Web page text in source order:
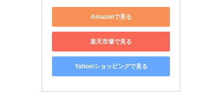
Amazonで見る
楽天市場で見る
Yahoo!ショッピングで見る